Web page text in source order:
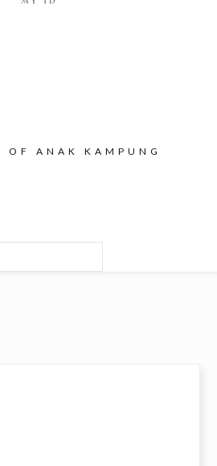
OF ANAK KAMPUNG